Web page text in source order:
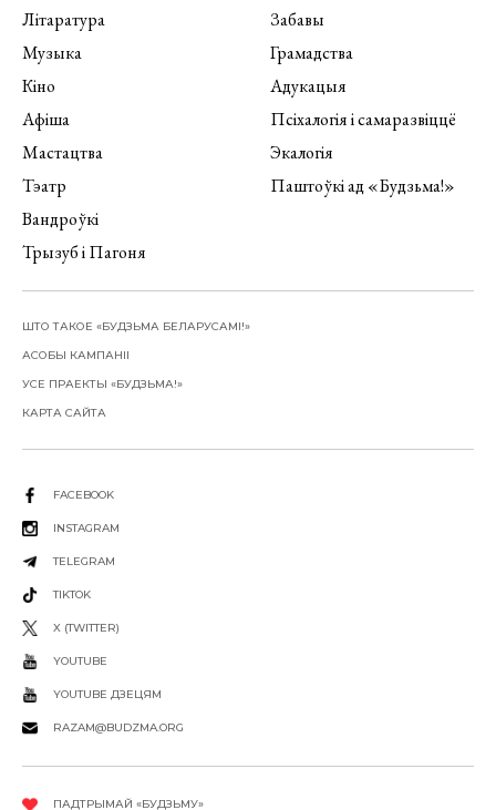
Літаратура
Музыка
Кіно
Афіша
Мастацтва
Тэатр
Вандроўкі
Трызуб і Пагоня
Забавы
Грамадства
Адукацыя
Псіхалогія і самаразвіццё
Экалогія
Паштоўкі ад «Будзьма!»
ШТО ТАКОЕ «БУДЗЬМА БЕЛАРУСАМІ!»
АСОБЫ КАМПАНІІ
УСЕ ПРАЕКТЫ «БУДЗЬМА!»
КАРТА САЙТА
FACEBOOK
INSTAGRAM
TELEGRAM
TIKTOK
X (TWITTER)
YOUTUBE
YOUTUBE ДЗЕЦЯМ
RAZAM@BUDZMA.ORG
ПАДТРЫМАЙ «БУДЗЬМУ»